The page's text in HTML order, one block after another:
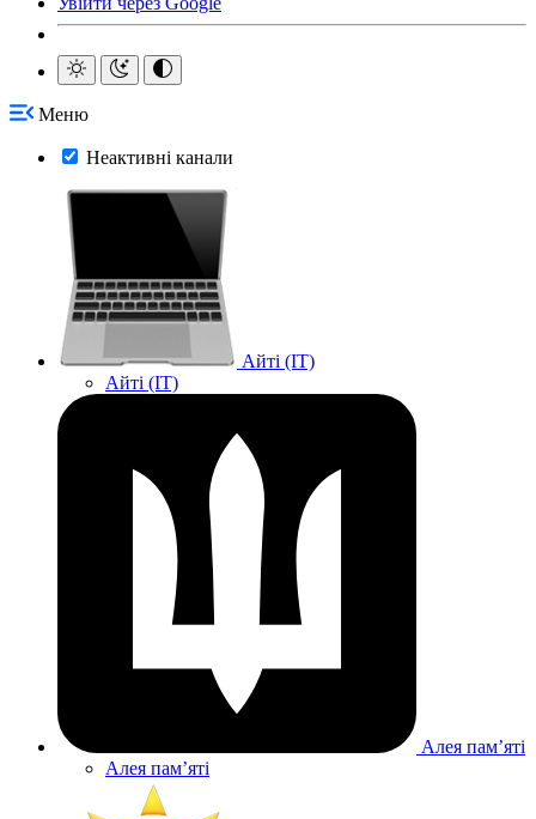
Меню
Неактивні канали
Айті (IT)
Айті (IT)
Алея памʼяті
Алея памʼяті